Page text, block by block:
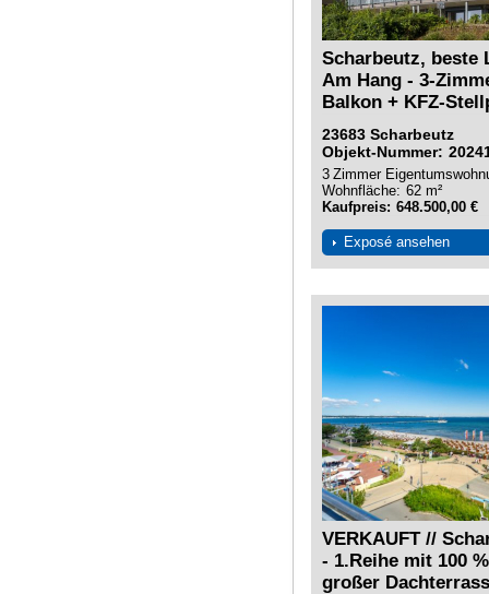
Scharbeutz, beste
Am Hang - 3-
Balkon + KFZ-
23683 Scharbeutz
Objekt-Nummer
Zimmer
3
Wohnfläche 62 m²
Kaufpreis 648.500,00 €
Exposé ansehen
VERKAUFT //
- 1.Reihe mit 100
großer